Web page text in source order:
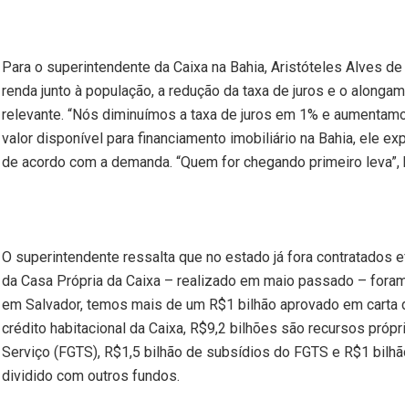
Para o superintendente da Caixa na Bahia, Aristóteles Alves
renda junto à população, a redução da taxa de juros e o
relevante. “Nós diminuímos a taxa de juros em 1% e
valor disponível para financiamento imobiliário na Bahia, ele
de acordo com a demanda. “Quem for chegando primeiro leva”,
O superintendente ressalta que no estado já fora contratados
da Casa Própria da Caixa – realizado em maio passado –
em Salvador, temos mais de um R$1 bilhão aprovado em
crédito habitacional da Caixa, R$9,2 bilhões são recursos
Serviço (FGTS), R$1,5 bilhão de subsídios do FGTS e R$1
dividido com outros fundos.